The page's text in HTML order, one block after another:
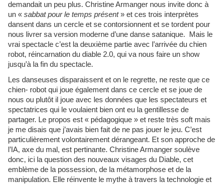
demandait un peu plus. Christine Armanger nous invite donc à
un « sabbat pour le temps présent» et ces trois interprètes
dansent dans un cercle et se contorsionnent et se tordent pour
nous livrer sa version moderne d’une danse satanique. Mais le
vrai spectacle c’est la deuxième partie avec l’arrivée du chien
robot, réincarnation du diable 2.0, qui va nous faire un show
jusqu’à la fin du spectacle.
Les danseuses disparaissent et on le regrette, ne reste que ce
chien- robot qui joue également dans ce cercle et se joue de
nous ou plutôt il joue avec les données que les spectateurs et
spectatrices qui le voulaient bien ont eu la gentillesse de
partager. Le propos est « pédagogique » et reste très soft mais
je me disais que j’avais bien fait de ne pas jouer le jeu. C’est
particulièrement volontairement dérangeant. Et son approche de
l’IA, axe du mal, est pertinante. Christine Armanger soulève
donc, ici la question des nouveaux visages du Diable, cet
emblème de la possession, de la métamorphose et de la
manipulation. Elle réinvente le mythe à travers la technologie et